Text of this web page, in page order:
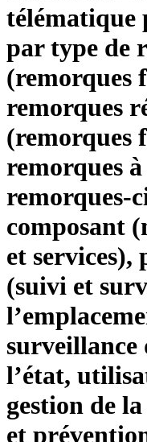
télématique
par type de
(remorques
remorques
(remorques
remorques
remorques-
composant
et
(suivi et
surveillance
l’état,
gestion de
et